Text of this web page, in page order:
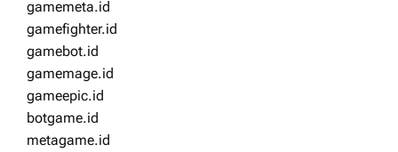
gamemeta.id
gamefighter.id
gamebot.id
gamemage.id
gameepic.id
botgame.id
metagame.id